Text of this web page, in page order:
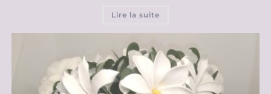
Lire la suite